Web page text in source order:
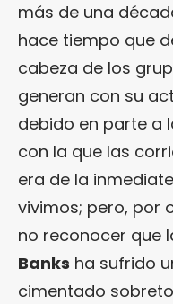
más de una
hace tiempo que
cabeza de los
generan con su
debido en parte a
con la que las
era de la
vivimos; pero, por
no reconocer que
Banks ha sufrido
cimentado